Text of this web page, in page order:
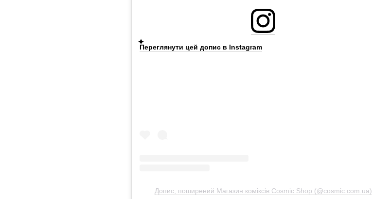
Переглянути цей допис в Instagram
Допис, поширений Магазин коміксів Cosmic Shop (@cosmic.com.ua)